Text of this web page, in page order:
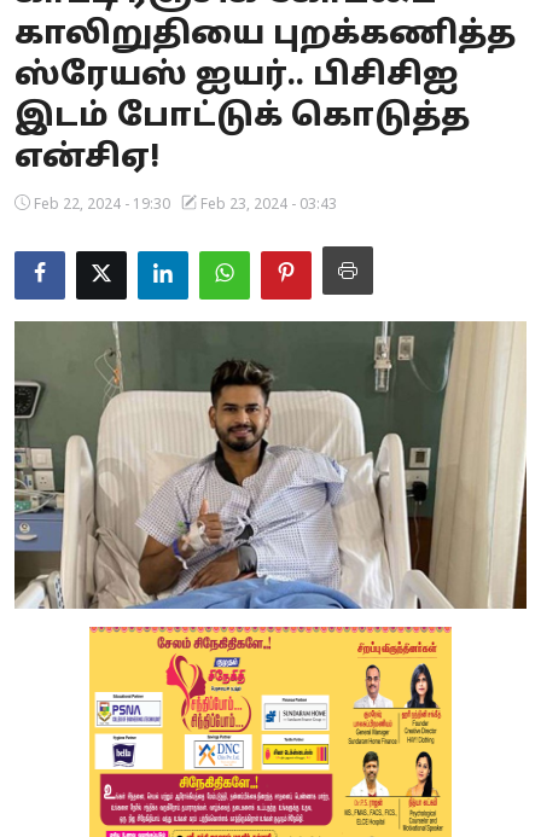
Business
Crime
Tamilnadu
National
World
Astrology
Spirituality
Weather
Politics
காலிறுதியை புறக்கணித்த
ஸ்ரேயஸ் ஐயர்.. பிசிசிஐ
இடம் போட்டுக் கொடுத்த
என்சிஏ!
Feb 22, 2024 - 19:30 Feb 23, 2024 - 03:43